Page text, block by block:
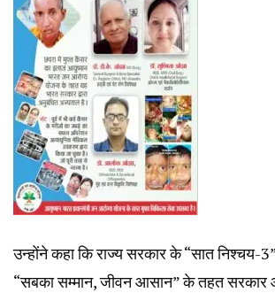
उन्होंने कहा कि राज्य सरकार के “सात निश्चय-
“सबका सम्मान, जीवन आसान” के तहत सरकार